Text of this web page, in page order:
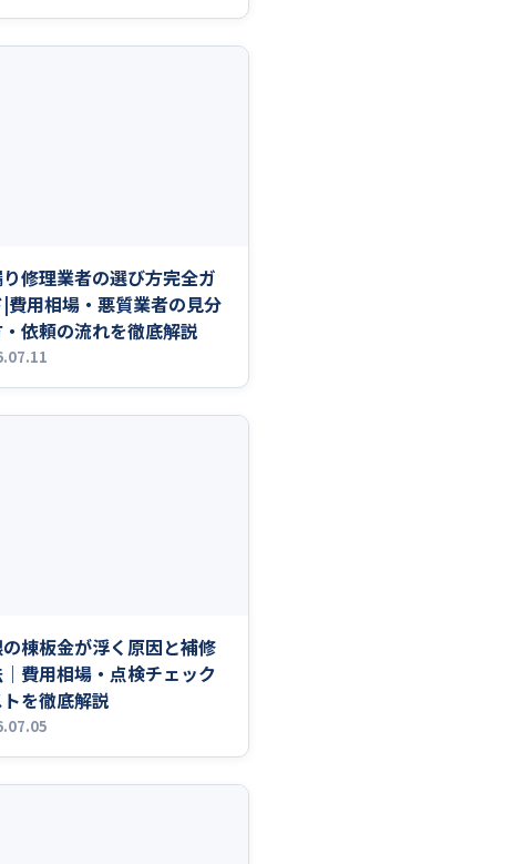
修理業者の選び方完全ガ
費用相場・悪質業者の見分
依頼の流れを徹底解説
棟板金が浮く原因と補修
費用相場・点検チェック
トを徹底解説